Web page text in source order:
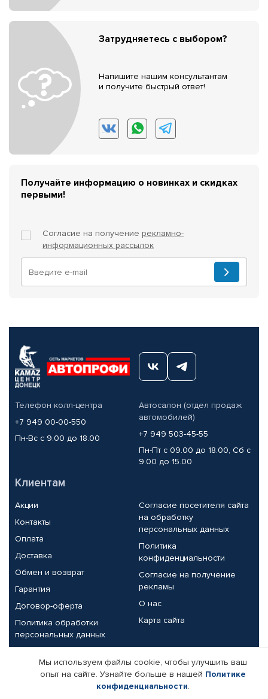
Затрудняетесь с выбором?
Напишите нашим консультантам
и получите быстрый ответ!
Получайте информацию о новинках и скидках
первыми!
Согласие на получение рекламно-
информационных рассылок
Телефон колл-центра
+7 949 00-00-550
Пн-Вс с 9.00 до 18.00
Автосалон (отдел продаж
автомобилей)
+7 949 503-45-55
Пн-Пт с 09.00 до 18.00, Сб с
9.00 до 15.00
Клиентам
Акции
Контакты
Оплата
Доставка
Обмен и возврат
Гарантия
Договор-оферта
Политика обработки
персональных данных
Согласие посетителя сайта
на обработку
персональных данных
Политика
конфиденциальности
Согласие на получение
рекламы
О нас
Карта сайта
Партнерам
Корпоративным клиентам
Реквизиты компании
Мы используем файлы cookie, чтобы улучшить ваш
опыт на сайте. Узнайте больше в нашей Политике
конфиденциальности.